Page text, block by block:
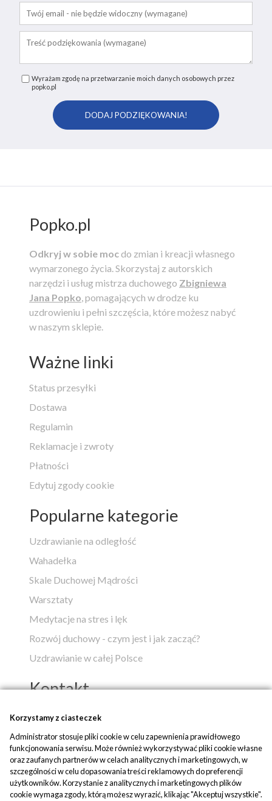
Wyrażam zgodę na przetwarzanie moich danych osobowych przez
popko.pl
Popko.pl
Odkryj w sobie moc do zmian i kreacji własnego
wymarzonego życia.Skorzystaj z autorskich
narzędzi i usług mistrza duchowego Zbigniewa
Jana Popko, pomagających w drodze ku
uzdrowieniu i pełni szczęścia, które możesz nabyć
w naszym sklepie.
Ważne linki
Status przesyłki
Dostawa
Regulamin
Reklamacje i zwroty
Płatności
Edytuj zgody cookie
Popularne kategorie
Uzdrawianie na odległość
Wahadełka
Skale Duchowej Mądrości
Warsztaty
Medytacje na stres i lęk
Rozwój duchowy - czym jest i jak zacząć?
Uzdrawianie w całej Polsce
Kontakt
Popko - Centrum Medytacji i Uzdrawiania
ul. Piaskowa 1
42-700 Rusinowice
tel:+48 509 580 042
mail:biuro@popko.pl
Korzystamy z ciasteczek
Administrator stosuje pliki cookie w celu zapewnienia prawidłowego
funkcjonowania serwisu. Może również wykorzystywać pliki cookie własne
oraz zaufanych partnerów w celach analitycznych i marketingowych, w
szczególności w celu dopasowania treści reklamowych do preferencji
użytkowników. Korzystanie z analitycznych i marketingowych plików
cookie wymaga zgody, którą możesz wyrazić, klikając "Akceptuj wszystkie".